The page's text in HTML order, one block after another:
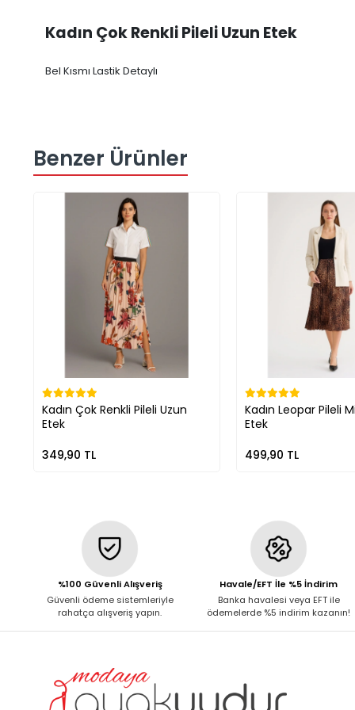
Kadın Çok Renkli Pileli Uzun Etek
Bel Kısmı Lastik Detaylı
Benzer Ürünler
Kadın Çok Renkli Pileli Uzun
Etek
349,90 TL
Kadın Leopar Pileli
Etek
499,90 TL
%100 Güvenli Alışveriş
Güvenli ödeme sistemleriyle
rahatça alışveriş yapın.
Havale/EFT İle %5 İndirim
Banka havalesi veya EFT ile
ödemelerde %5 indirim kazanın!